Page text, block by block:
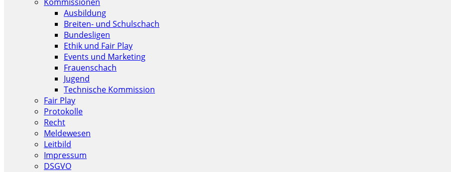
Ausbildung
Breiten- und Schulschach
Bundesligen
Ethik und Fair Play
Events und Marketing
Frauenschach
Jugend
Technische Kommission
Fair Play
Protokolle
Recht
Meldewesen
Leitbild
Impressum
DSGVO